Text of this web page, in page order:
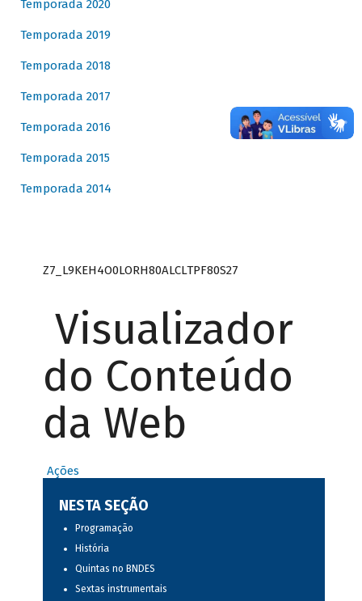
Temporada 2020
Temporada 2019
Temporada 2018
Temporada 2017
Temporada 2016
Temporada 2015
Temporada 2014
Z7_L9KEH4O0LORH80ALCLTPF80S27
Visualizador
do Conteúdo
da Web
Ações
NESTA SEÇÃO
Programação
História
Quintas no BNDES
Sextas instrumentais